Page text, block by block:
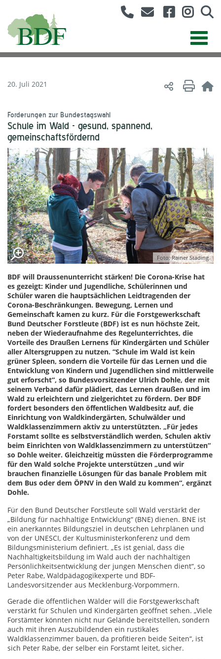
20. Juli 2021
Forderungen zur Bundestagswahl
Schule im Wald - gesund, spannend,
gemeinschaftsfördernd
Foto: Rainer Städing
BDF will Draussenunterricht stärken! Die Corona-Krise hat
es gezeigt: Kinder und Jugendliche, Schülerinnen und
Schüler waren die hauptsächlichen Leidtragenden der
Corona-Beschränkungen. Bewegung, Lernen und
Gemeinschaft kamen zu kurz. Für die Forstgewerkschaft
Bund Deutscher Forstleute (BDF) ist es nun höchste Zeit,
neben der Wiederaufnahme des Regelunterrichtes, die
Vorteile des Draußen Lernens für Kindergärten und Schüler
aller Altersgruppen zu nutzen. “Schule im Wald ist kein
grüner Spleen, sondern die Vorteile für das Lernen und die
Entwicklung von Kindern und Jugendlichen sind mittlerweile
gut erforscht“, so Bundesvorsitzender Ulrich Dohle, der mit
seinem Verband dafür plädiert, das Lernen draußen und im
Wald zu erleichtern und zielgerichtet zu fördern. Der BDF
fordert besonders den öffentlichen Waldbesitz auf, die
Einrichtung von Waldkindergärten, Schulwälder und
Waldklassenzimmern aktiv zu unterstützten. „Für jedes
Forstamt sollte es selbstverständlich werden, Schulen aktiv
beim Einrichten von Waldklassenzimmern zu unterstützen“
so Dohle weiter. Gleichzeitig müssten die Förderprogramme
für den Wald solche Projekte unterstützen „und wir
brauchen finanzielle Lösungen für das banale Problem mit
dem Bus oder dem ÖPNV in den Wald zu kommen“, ergänzt
Dohle.
Für den Bund Deutscher Forstleute soll Wald verstärkt der
„Bildung für nachhaltige Entwicklung“ (BNE) dienen. BNE ist
ein anerkanntes Bildungsziel in deutschen Lehrplänen und
von der UNESCI, der Kultusministerkonferenz und dem
Bildungsministerium definiert. „Es ist genial, dass die
Nachhaltigkeitsbildung im Wald auch der nachhaltigen
Persönlichkeitsentwicklung der jungen Menschen dient“, so
Peter Rabe, Waldpädagogikexperte und BDF-
Landesvorsitzender aus Mecklenburg-Vorpommern.
Gerade die öffentlichen Wälder will die Forstgewerkschaft
verstärkt für Schulen und Kindergärten geöffnet sehen. „Viele
Forstämter könnten nicht nur Gelände bereitstellen, sondern
auch mit ihren Auszubildenden ein rustikales
Waldklassenzimmer bauen, da profitieren beide Seiten“, ist
sich Peter Rabe, der selber ein Forstamt leitet, sicher.